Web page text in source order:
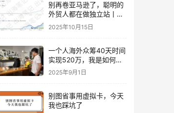
别再卷亚马逊了，聪明的
外贸人都在做独立站丨出
海笔记
2025年10月15日
一个人海外众筹40天时间
实现520万，我是如何做
到的？丨出海笔记
2025年9月1日
别图省事用虚拟卡，今天
我也踩坑了